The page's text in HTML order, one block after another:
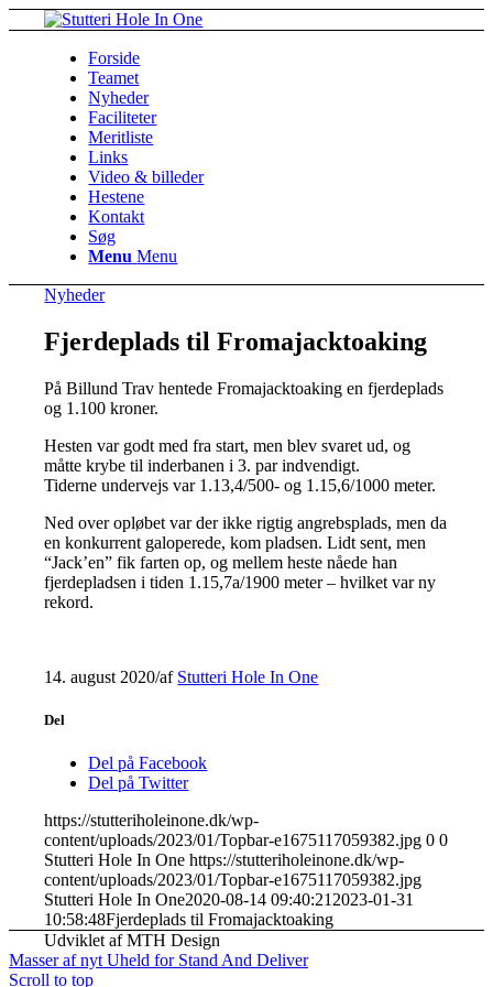
Forside
Teamet
Nyheder
Faciliteter
Meritliste
Links
Video & billeder
Hestene
Kontakt
Søg
Menu Menu
Nyheder
Fjerdeplads til Fromajacktoaking
På Billund Trav hentede Fromajacktoaking en fjerdeplads
og 1.100 kroner.
Hesten var godt med fra start, men blev svaret ud, og
måtte krybe til inderbanen i 3. par indvendigt.
Tiderne undervejs var 1.13,4/500- og 1.15,6/1000 meter.
Ned over opløbet var der ikke rigtig angrebsplads, men da
en konkurrent galoperede, kom pladsen. Lidt sent, men
“Jack’en” fik farten op, og mellem heste nåede han
fjerdepladsen i tiden 1.15,7a/1900 meter – hvilket var ny
rekord.
14. august 2020/af Stutteri Hole In One
Del
Del på Facebook
Del på Twitter
https://stutteriholeinone.dk/wp-
content/uploads/2023/01/Topbar-e1675117059382.jpg 0 0
Stutteri Hole In One https://stutteriholeinone.dk/wp-
content/uploads/2023/01/Topbar-e1675117059382.jpg
Stutteri Hole In One2020-08-14 09:40:21 2023-01-31
10:58:48Fjerdeplads til Fromajacktoaking
Udviklet af MTH Design
Masser af nyt Uheld for Stand And Deliver
Scroll to top